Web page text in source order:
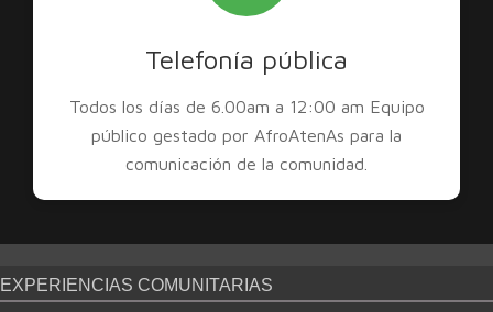
Telefonía pública
Todos los días de 6.00am a 12:00 am Equipo
público gestado por AfroAtenAs para la
comunicación de la comunidad.
EXPERIENCIAS COMUNITARIAS